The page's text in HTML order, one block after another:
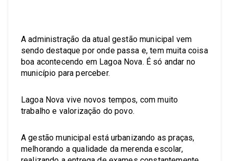
A administração da atual gestão municipal vem
sendo destaque por onde passa e, tem muita coisa
boa acontecendo em Lagoa Nova. É só andar no
município para perceber.
Lagoa Nova vive novos tempos, com muito
trabalho e valorização do povo.
A gestão municipal está urbanizando as praças,
melhorando a qualidade da merenda escolar,